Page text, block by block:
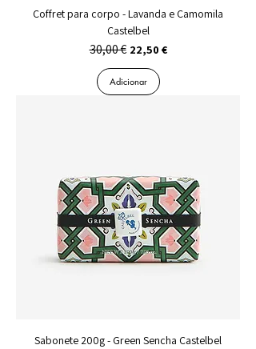
Coffret para corpo - Lavanda e Camomila
Castelbel
Preço normal
30,00 € Preço promocional
22,50 €
Adicionar
Sabonete 200g - Green Sencha Castelbel